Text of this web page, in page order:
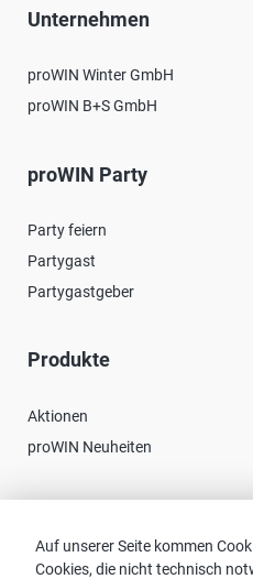
Auf unserer Seite kommen
Cookies, die nicht technisch
Unternehmen
proWIN Winter GmbH
proWIN B+S GmbH
proWIN Party
Party feiern
Partygast
Partygastgeber
Produkte
Aktionen
proWIN Neuheiten
Vertriebspartnersuche